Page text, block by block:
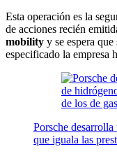
Esta operación es la
de acciones recién
mobility y se espera
especificado la empresa
Porsche
que iguala las